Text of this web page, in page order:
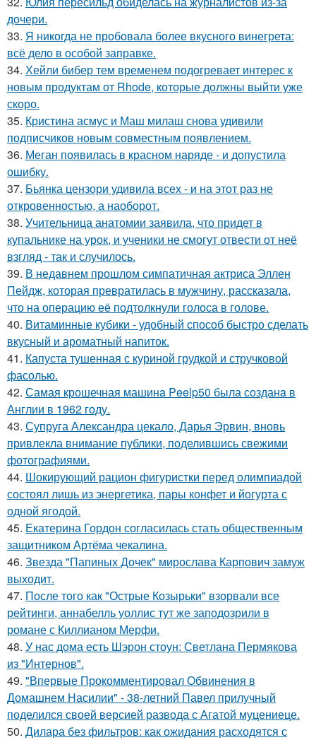
дочери.
33. Я никогда не пробовала более вкусного винегрета:
всё дело в особой заправке.
34. Хейли бибер тем временем подогревает интерес к
новым продуктам от Rhode, которые должны выйти уже
скоро.
35. Кристина асмус и Маш милаш снова удивили
подписчиков новым совместным появлением.
36. Меган появилась в красном наряде - и допустила
ошибку.
37. Бьянка цензори удивила всех - и на этот раз не
откровенностью, а наоборот.
38. Учительница анатомии заявила, что придет в
купальнике на урок, и ученики не смогут отвести от неё
взгляд - так и случилось.
39. В недавнем прошлом симпатичная актриса Эллен
Пейдж, которая превратилась в мужчину, рассказала,
что на операцию её подтолкнули голоса в голове.
40. Витаминные кубики - удобный способ быстро сделать
вкусный и ароматный напиток.
41. Капуста тушенная с куриной грудкой и стручковой
фасолью.
42. Самая крошечная машинa Peelp50 была созданa в
Англии в 1962 году.
43. Супруга Александра цекало, Дарья Эрвин, вновь
привлекла внимание публики, поделившись свежими
фотографиями.
44. Шокирующий рацион фигуристки перед олимпиадой
состоял лишь из энергетика, пары конфет и йогурта с
одной ягодой.
45. Екатерина Гордон согласилась стать общественным
защитником Артёма чекалина.
46. Звезда "Папиных Дочек" мирослава Карпович замуж
выходит.
47. После того как "Острые Козырьки" взорвали все
рейтинги, аннабелль уоллис тут же заподозрили в
романе с Киллианом Мерфи.
48. У нас дома есть Шэрон стоун: Светлана Пермякова
из "Интернов".
49. "Впервые Прокомментировал Обвинения в
Домашнем Насилии" - 38-летний Павел прилучный
поделился своей версией развода с Агатой муцениеце.
50. Дилара без фильтров: как ожидания расходятся с